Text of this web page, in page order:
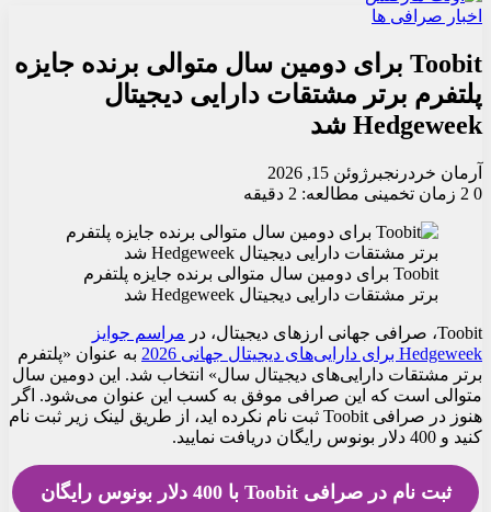
اخبار صرافی ها
Toobit برای دومین سال متوالی برنده جایزه
پلتفرم برتر مشتقات دارایی دیجیتال
Hedgeweek شد
آرمان خردرنجبر ژوئن 15, 2026
0
زمان تخمینی مطالعه: 2 دقیقه
Toobit برای دومین سال متوالی برنده جایزه پلتفرم
برتر مشتقات دارایی دیجیتال Hedgeweek شد
Toobit، صرافی جهانی ارزهای دیجیتال، در
مراسم جوایز
Hedgeweek برای دارایی‌های دیجیتال جهانی 2026
به عنوان «پلتفرم
برتر مشتقات دارایی‌های دیجیتال سال» انتخاب شد. این دومین سال
متوالی است که این صرافی موفق به کسب این عنوان می‌شود. اگر
هنوز در صرافی Toobit ثبت نام نکرده اید، از طریق لینک زیر ثبت نام
کنید و 400 دلار بونوس رایگان دریافت نمایید.
ثبت نام در صرافی Toobit با 400 دلار بونوس رایگان